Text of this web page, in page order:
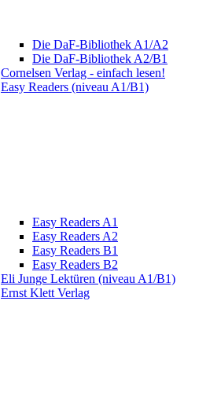
Die DaF-Bibliothek A1/A2
Die DaF-Bibliothek A2/B1
Cornelsen Verlag - einfach lesen!
Easy Readers (niveau A1/B1)
Easy Readers A1
Easy Readers A2
Easy Readers B1
Easy Readers B2
Eli Junge Lektüren (niveau A1/B1)
Ernst Klett Verlag